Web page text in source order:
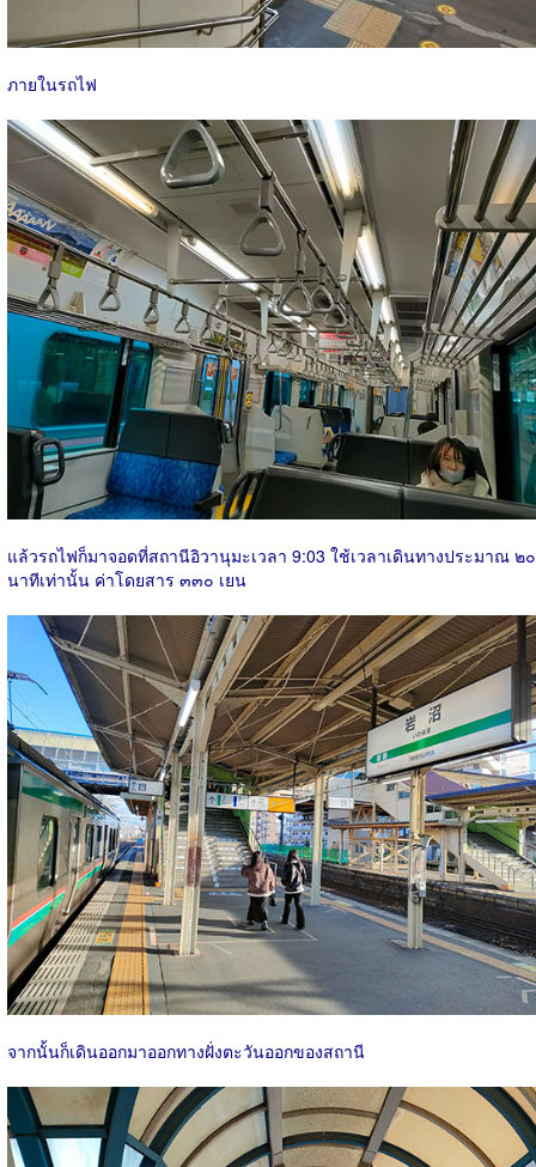
ภายในรถไฟ
แล้วรถไฟก็มาจอดที่สถานีอิวานุมะเวลา 9:03 ใช้เวลาเดินทางประมาณ ๒๐
นาทีเท่านั้น ค่าโดยสาร ๓๓๐ เยน
จากนั้นก็เดินออกมาออกทางฝั่งตะวันออกของสถานี